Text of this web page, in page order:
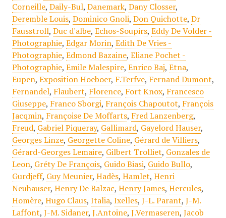
Corneille, Daily-Bul, Danemark, Dany Closser,
Deremble Louis, Dominico Gnoli, Don Quichotte, Dr
Fausstroll, Duc d'albe, Echos-Soupirs, Eddy De Volder -
Photographie, Edgar Morin, Edith De Vries -
Photographie, Edmond Bazaine, Eliane Pochet -
Photographie, Emile Malespire, Enrico Baj, Etna,
Eupen, Exposition Hoeboer, F.Terfve, Fernand Dumont,
Fernandel, Flaubert, Florence, Fort Knox, Francesco
Giuseppe, Franco Sborgi, François Chapoutot, François
Jacqmin, Françoise De Moffarts, Fred Lanzenberg,
Freud, Gabriel Piqueray, Gallimard, Gayelord Hauser,
Georges Linze, Georgette Coline, Gérard de Villiers,
Gérard-Georges Lemaire, Gilbert Trolliet, Gonzales de
Leon, Gréty De François, Guido Biasi, Guido Bullo,
Gurdjeff, Guy Meunier, Hadès, Hamlet, Henri
Neuhauser, Henry De Balzac, Henry James, Hercules,
Homère, Hugo Claus, Italia, Ixelles, J-L. Parant, J-M.
Laffont, J-M. Sidaner, J.Antoine, J.Vermaseren, Jacob